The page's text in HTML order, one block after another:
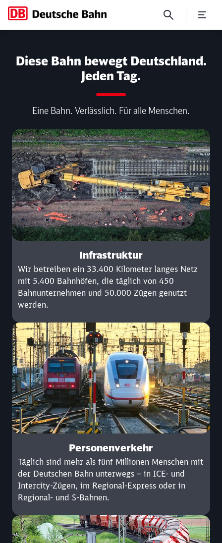
Diese Bahn bewegt Deutschland.
Jeden Tag.
Eine Bahn. Verlässlich. Für alle Menschen.
Infrastruktur
Wir betreiben ein 33.400 Kilometer langes Netz
mit 5.400 Bahnhöfen, die täglich von 450
Bahnunternehmen und 50.000 Zügen genutzt
werden.
Personenverkehr
Täglich sind mehr als fünf Millionen Menschen mit
der Deutschen Bahn unterwegs – in ICE- und
Intercity-Zügen, im Regional-Express oder in
Regional- und S-Bahnen.